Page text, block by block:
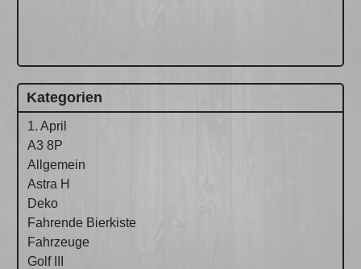
Kategorien
1. April
A3 8P
Allgemein
Astra H
Deko
Fahrende Bierkiste
Fahrzeuge
Golf III